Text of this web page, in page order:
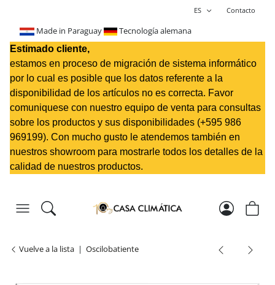
ES Contacto
Made in Paraguay Tecnología alemana
Estimado cliente,
estamos en proceso de migración de sistema informático
por lo cual es posible que los datos referente a la
disponibilidad de los artículos no es correcta. Favor
comuniquese con nuestro equipo de venta para consultas
sobre los productos y sus disponibilidades (+595 986
969199). Con mucho gusto le atendemos también en
nuestros showroom para mostrarle todos los detalles de la
calidad de nuestros productos.
Vuelve a la lista Oscilobatiente